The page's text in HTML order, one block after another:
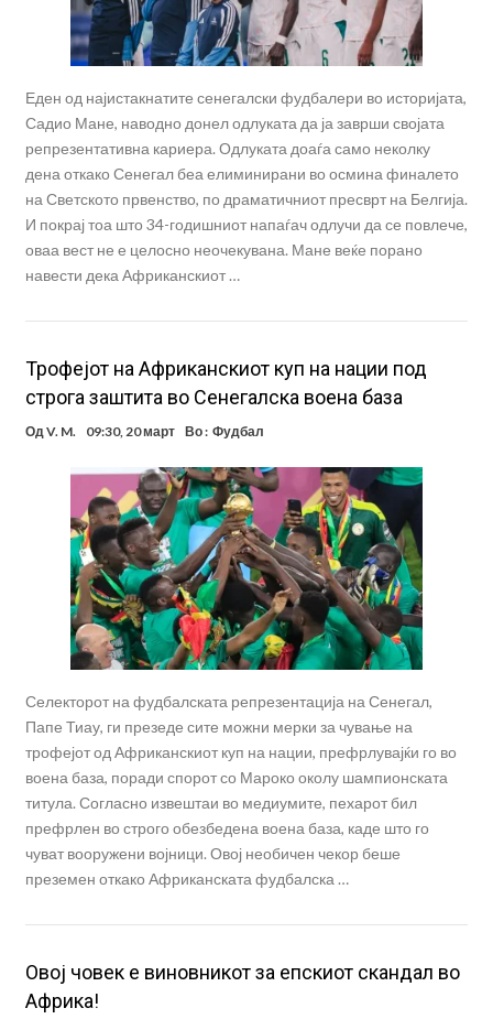
Еден од најистакнатите сенегалски фудбалери во историјата,
Садио Мане, наводно донел одлуката да ја заврши својата
репрезентативна кариера. Одлуката доаѓа само неколку
дена откако Сенегал беа елиминирани во осмина финалето
на Светското првенство, по драматичниот пресврт на Белгија.
И покрај тоа што 34-годишниот напаѓач одлучи да се повлече,
оваа вест не е целосно неочекувана. Мане веќе порано
навести дека Африканскиот …
Трофејот на Африканскиот куп на нации под
строга заштита во Сенегалска воена база
ОдV. M. 09:30, 20 март Во : Фудбал
Селекторот на фудбалската репрезентација на Сенегал,
Папе Тиау, ги презеде сите можни мерки за чување на
трофејот од Африканскиот куп на нации, префрлувајќи го во
воена база, поради спорот со Мароко околу шампионската
титула. Согласно извештаи во медиумите, пеxарот бил
префрлен во строго обезбедена воена база, каде што го
чуват вооружени војници. Овој необичен чекор беше
преземен откако Африканската фудбалска …
Oвој човек е виновникот за епскиот скандал во
Африка!